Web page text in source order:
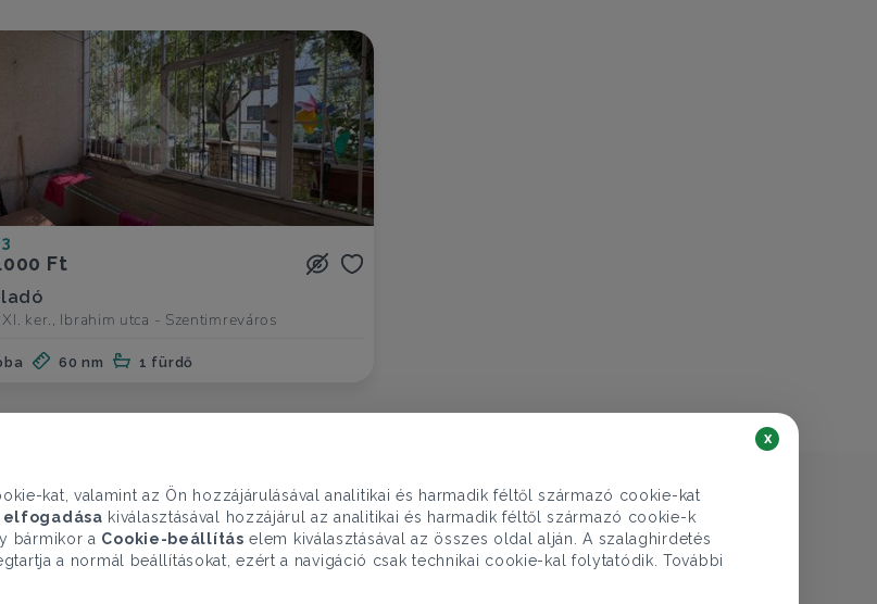
Ft
ker., Ibrahim utca - Szentimreváros
60 nm 1 fürdő
kat, valamint az Ön hozzájárulásával analitikai és harmadik féltől származó cookie-kat
elfogadása kiválasztásával hozzájárul az analitikai és harmadik féltől származó cookie-k
bármikor a Cookie-beállítás elem kiválasztásával az összes oldal alján. A szalaghirdetés
a normál beállításokat, ezért a navigáció csak technikai cookie-kal folytatódik. További
x